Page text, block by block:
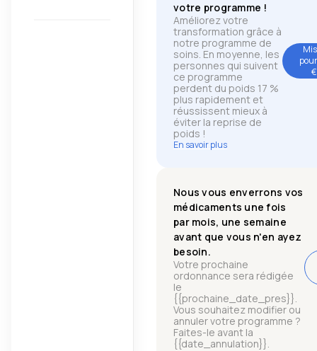
votre programme !
Améliorez votre
transformation grâce à
notre programme de
soins. En moyenne, les
personnes qui suivent
ce programme
perdent du poids 17 %
plus rapidement et
réussissent mieux à
éviter la reprise de
poids !
En savoir plus
Nous vous enverrons vos
médicaments une fois
par mois, une semaine
avant que vous n'en ayez
besoin.
Votre prochaine
ordonnance sera rédigée
le
{{prochaine_date_pres}}.
Vous souhaitez modifier ou
annuler votre programme ?
Faites-le avant la
{{date_annulation}}.